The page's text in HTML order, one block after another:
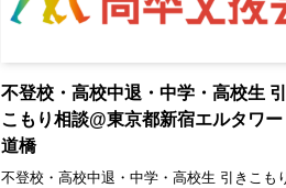
不登校・高校中退・中学・高校生
こもり相談@東京都新宿エルタワ
道橋
不登校・高校中退・中学・高校生 引きこも